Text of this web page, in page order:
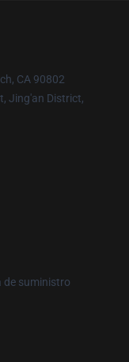
CA 90802
Jing'an District,
de suministro